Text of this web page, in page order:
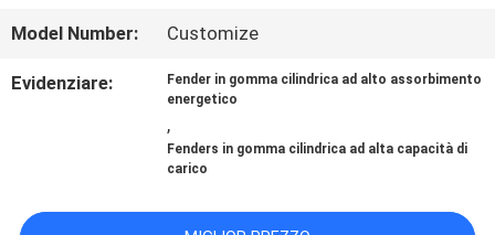
NOI
Model Number: Customize
Evidenziare:
Fender in gomma cilindrica ad alto assorbimento
energetico
,
Fenders in gomma cilindrica ad alta capacità di
carico